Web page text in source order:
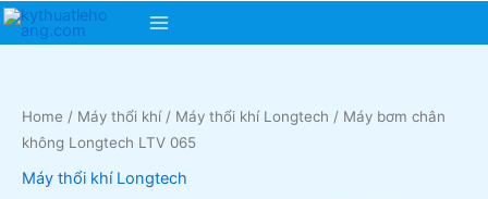
Skip
Main
Home / Máy thổi khí/ Máy thổi khí Longtech / Máy bơm chân
không Longtech LTV 065
Máy thổi khí Longtech